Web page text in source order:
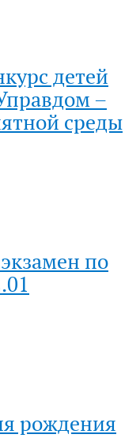
детей
–
среды
по
рождения